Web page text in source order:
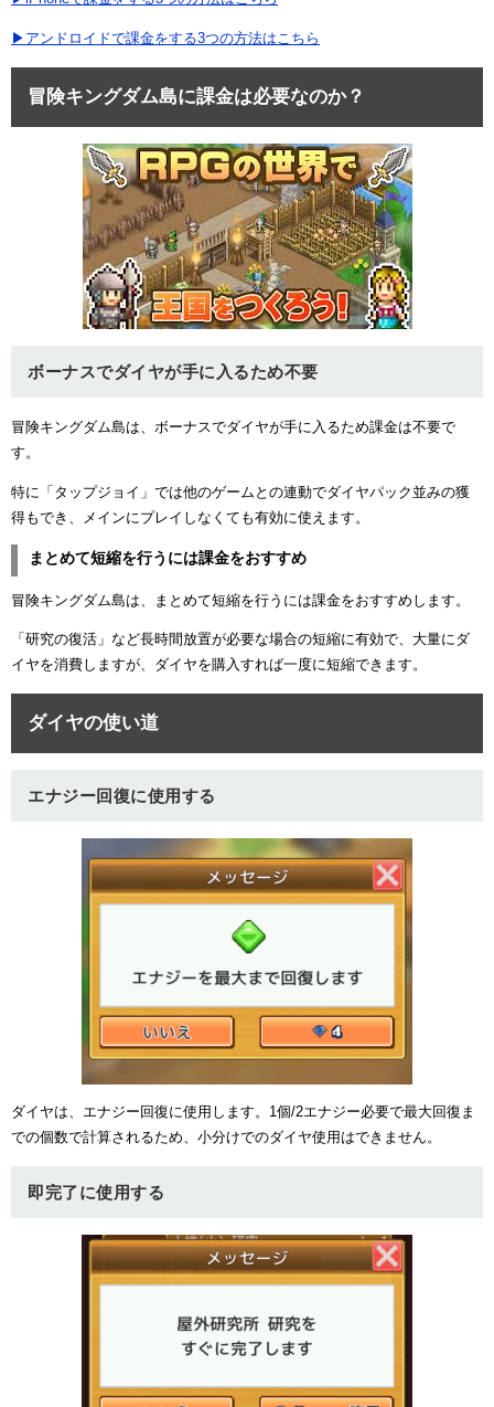
▶アンドロイドで課金をする3つの方法はこちら
冒険キングダム島に課金は必要なのか？
ボーナスでダイヤが手に入るため不要
冒険キングダム島は、ボーナスでダイヤが手に入るため課金は不要で
す。
特に「タップジョイ」では他のゲームとの連動でダイヤパック並みの獲
得もでき、メインにプレイしなくても有効に使えます。
まとめて短縮を行うには課金をおすすめ
冒険キングダム島は、まとめて短縮を行うには課金をおすすめします。
「研究の復活」など長時間放置が必要な場合の短縮に有効で、大量にダ
イヤを消費しますが、ダイヤを購入すれば一度に短縮できます。
ダイヤの使い道
エナジー回復に使用する
ダイヤは、エナジー回復に使用します。1個/2エナジー必要で最大回復ま
での個数で計算されるため、小分けでのダイヤ使用はできません。
即完了に使用する